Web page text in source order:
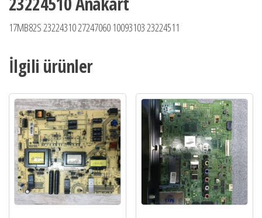
N02
adet
17MB82S 23224310 27247060 10093103 23224511
İlgili ürünler